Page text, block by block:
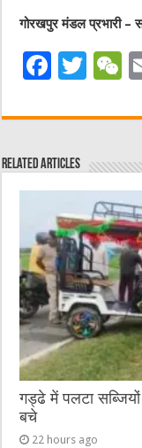
गोरखपुर मंडल प्रभारी –
F
c
e
b
o
o
k
T
it
r
C
Related Articles
गड्ढे में पलटा
बचे
22 hours ago